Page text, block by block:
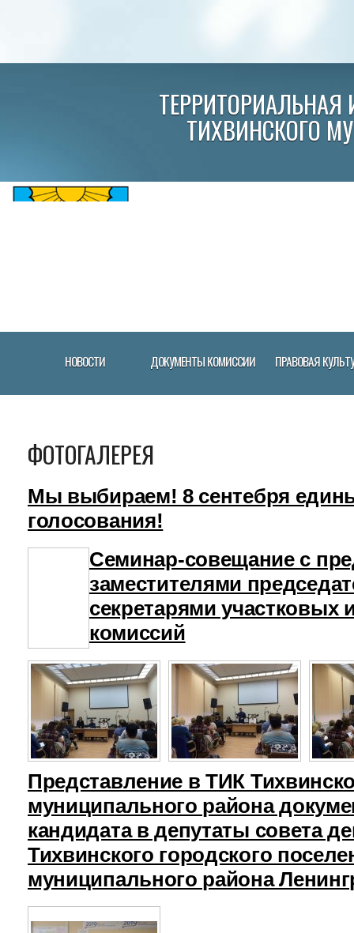
ТИХВИНСКОГО
НОВОСТИ ДОКУМЕНТЫ КОМИССИИ ПРАВОВАЯ
ФОТОГАЛЕРЕЯ
Мы выбираем! 8 сентебря
голосования!
Семинар-совещание с
заместителями
секретарями участковых
комиссий
Представление в ТИК
муниципального района
кандидата в депутаты совета
Тихвинского городского
муниципального района